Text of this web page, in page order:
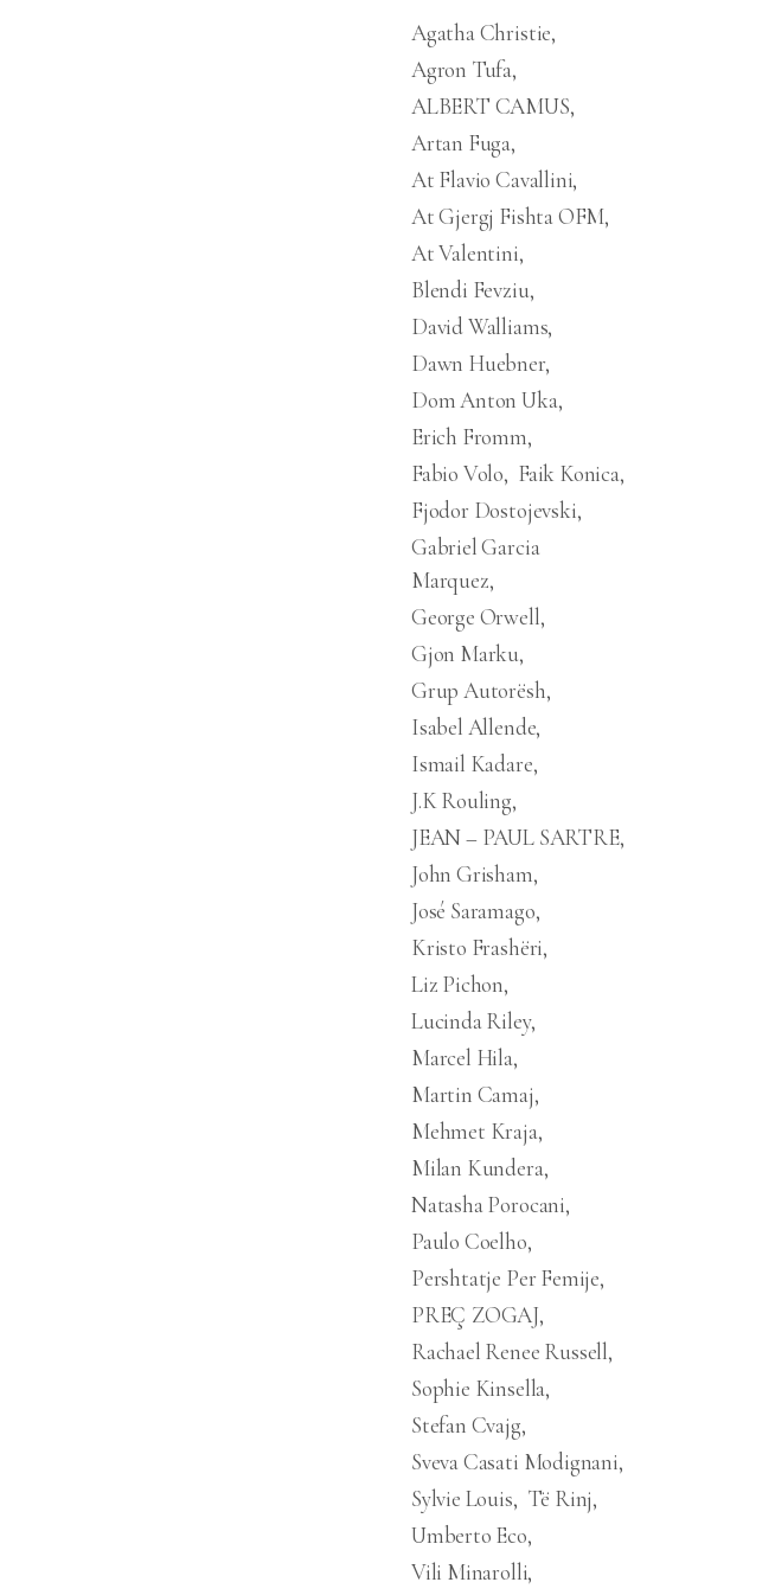
Agatha Christie
Agron Tufa
ALBERT CAMUS
Artan Fuga
At Flavio Cavallini
At Gjergj Fishta OFM
At Valentini
Blendi Fevziu
David Walliams
Dawn Huebner
Dom Anton Uka
Erich Fromm
Fabio Volo
Faik Konica
Fjodor Dostojevski
Gabriel Garcia
Marquez
George Orwell
Gjon Marku
Grup Autorësh
Isabel Allende
Ismail Kadare
J.K Rouling
JEAN – PAUL SARTRE
John Grisham
José Saramago
Kristo Frashëri
Liz Pichon
Lucinda Riley
Marcel Hila
Martin Camaj
Mehmet Kraja
Milan Kundera
Natasha Porocani
Paulo Coelho
Pershtatje Per Femije
PREÇ ZOGAJ
Rachael Renee Russell
Sophie Kinsella
Stefan Cvajg
Sveva Casati Modignani
Sylvie Louis
Të Rinj
Umberto Eco
Vili Minarolli